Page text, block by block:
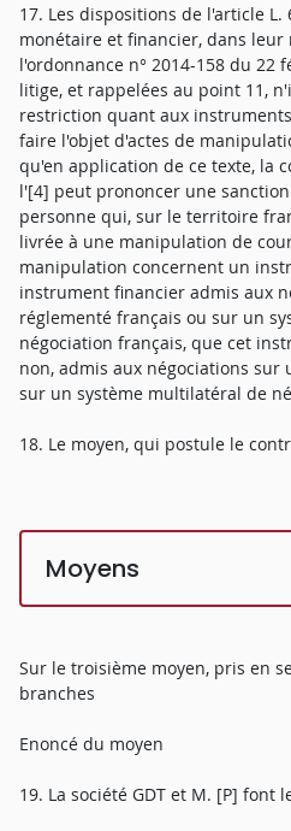
17. Les dispositions de l'article L.
monétaire et financier, dans leur
l'ordonnance n° 2014-158 du 22
litige, et rappelées au point 11,
restriction quant aux
faire l'objet d'actes de
qu'en application de ce texte, la
l'[4] peut prononcer une
personne qui, sur le territoire
livrée à une manipulation de
manipulation concernent un
instrument financier admis aux
réglementé français ou sur un
négociation français, que cet
non, admis aux négociations sur
sur un système multilatéral de
18. Le moyen, qui postule le
Moyens
Sur le troisième moyen, pris en
branches
Enoncé du moyen
19. La société GDT et M. [P] font